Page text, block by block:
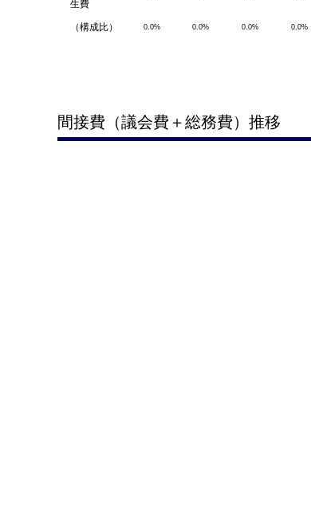
生費
（構成比） 0.0% 0.0% 0.0% 0.0%
間接費（議会費＋総務費）推移